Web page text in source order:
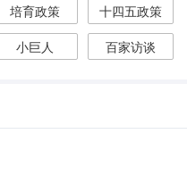
培育政策
十四五政策
小巨人 百家访谈